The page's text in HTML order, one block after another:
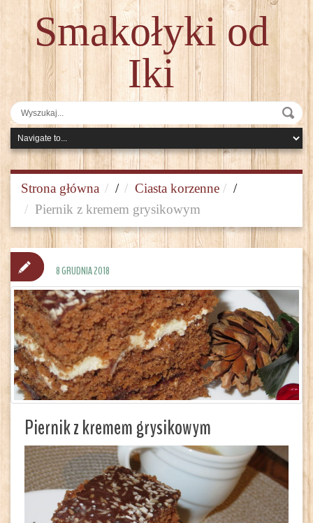
Smakołyki od
Iki
Strona główna / Ciasta korzenne
/
Piernik z kremem grysikowym
Piernik z kremem grysikowym
8 GRUDNIA 2018